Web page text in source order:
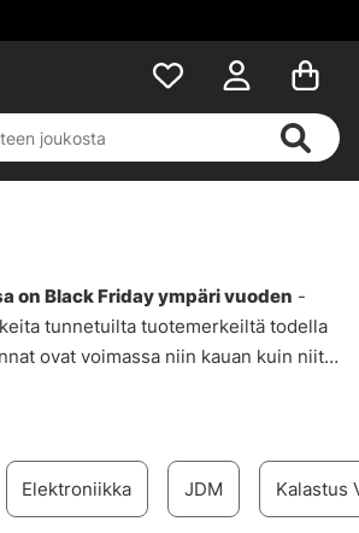
on Black Friday ympäri vuoden -
tunnetuilta tuotemerkeiltä todella
ovat voimassa niin kauan kuin niitä
vasemmalla (työpöydällä) tai
löytää parhaat tarjoukset tai
voimme tarjota mahdollisimman
Elektroniikka JDM Kalastus